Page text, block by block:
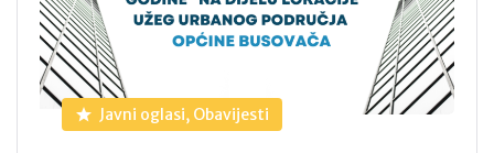
Javni oglasi, Obavijesti